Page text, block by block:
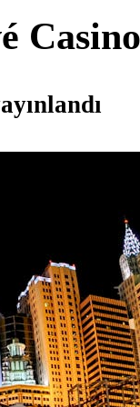
Casino